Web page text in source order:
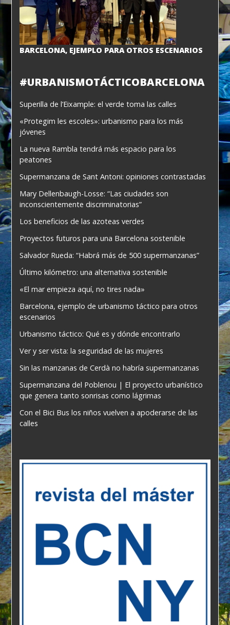
BARCELONA, EJEMPLO PARA OTROS ESCENARIOS
#URBANISMOTÁCTICOBARCELONA
Superilla de l’Eixample: el verde toma las calles
«Protegim les escoles»: urbanismo para los más
jóvenes
La nueva Rambla tendrá más espacio para los
peatones
Supermanzana de Sant Antoni: opiniones contrastadas
Mary Dellenbaugh-Losse: “Las ciudades son
inconscientemente discriminatorias”
Los beneficios de las azoteas verdes
Proyectos futuros para una Barcelona sostenible
Salvador Rueda: “Habrá más de 500 supermanzanas”
Último kilómetro: una alternativa sostenible
«El mar empieza aquí, no tires nada»
Barcelona, ejemplo de urbanismo táctico para otros
escenarios
Urbanismo táctico: Qué es y dónde encontrarlo
Ver y ser vista: la seguridad de las mujeres
Sin las manzanas de Cerdà no habría supermanzanas
Supermanzana del Poblenou | El proyecto urbanístico
que genera tanto sonrisas como lágrimas
Con el Bici Bus los niños vuelven a apoderarse de las
calles